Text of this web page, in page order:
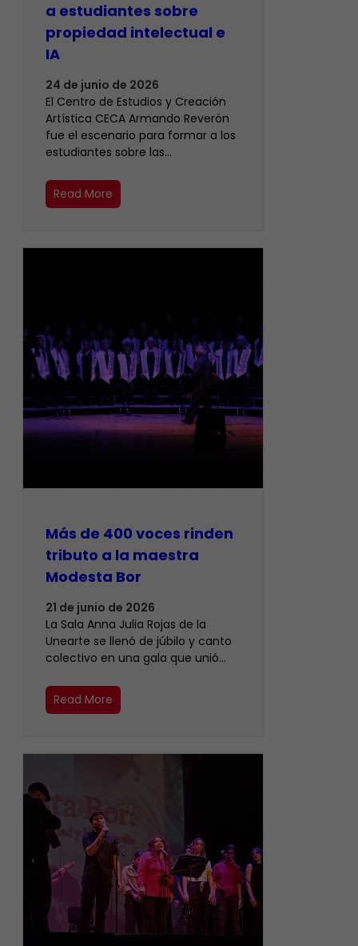
a estudiantes sobre
propiedad intelectual e
IA
24 de junio de 2026
El Centro de Estudios y Creación
Artística CECA Armando Reverón
fue el escenario para formar a los
estudiantes sobre las…
Read More
Más de 400 voces rinden
tributo a la maestra
Modesta Bor
21 de junio de 2026
​La Sala Anna Julia Rojas de la
Unearte se llenó de júbilo y canto
colectivo en una gala que unió…
Read More